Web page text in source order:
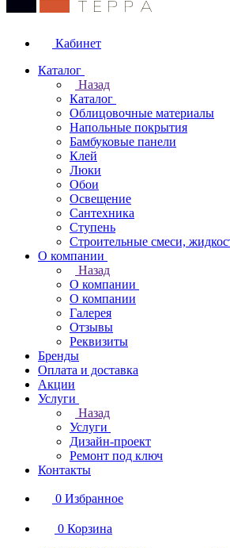
Кабинет
Каталог
Назад
Каталог
Облицовочные материалы
Напольные покрытия
Бамбуковые панели
Клей
Люки
Обои
Освещение
Сантехника
Ступень
Строительные смеси,
О компании
Назад
О компании
О компании
Галерея
Отзывы
Реквизиты
Бренды
Оплата и доставка
Акции
Услуги
Назад
Услуги
Дизайн-проект
Ремонт под ключ
Контакты
0 Избранное
0 Корзина